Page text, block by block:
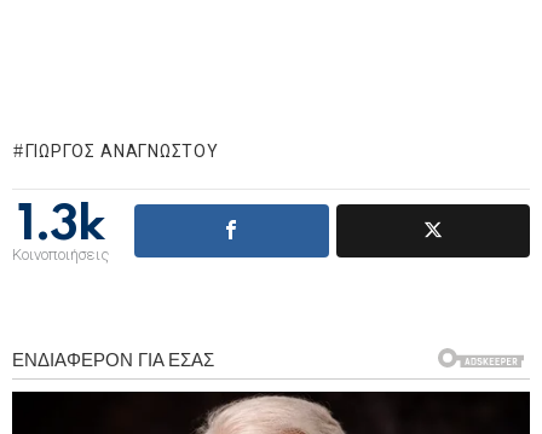
ΓΙΏΡΓΟΣ ΑΝΑΓΝΏΣΤΟΥ
1.3k
Κοινοποιήσεις